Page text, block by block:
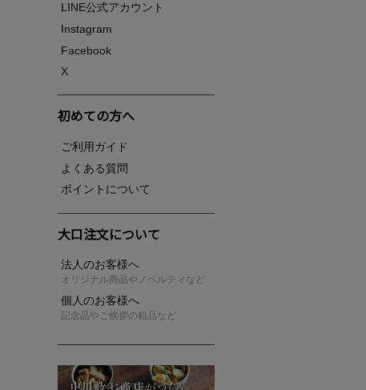
LINE公式アカウント
Instagram
Facebook
X
初めての方へ
ご利用ガイド
よくある質問
ポイントについて
大口注文について
法人のお客様へ
オリジナル商品やノベルティなど
個人のお客様へ
記念品やご挨拶の粗品など